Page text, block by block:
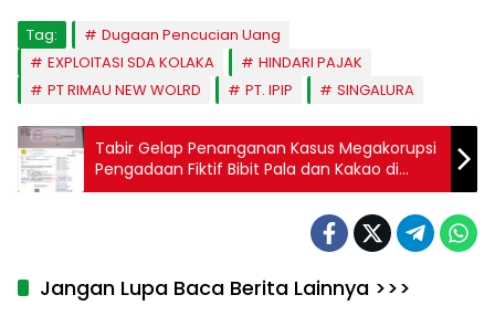
Tag:
Dugaan Pencucian Uang
EXPLOITASI SDA KOLAKA
HINDARI PAJAK
PT RIMAU NEW WOLRD
PT. IPIP SINGALURA
Tabir Gelap Penanganan Kasus Megakorupsi
Pengadaan Fiktif Bibit Pala dan Kakao di
Dinas Perkebunan & Hortikultura Sultra Rp26
Jangan Lupa Baca Berita Lainnya >>>